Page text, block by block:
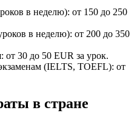
в неделю): от 150 до 250
в неделю): от 200 до 350
от 30 до 50 EUR за урок.
(IELTS, TOEFL): от
в стране